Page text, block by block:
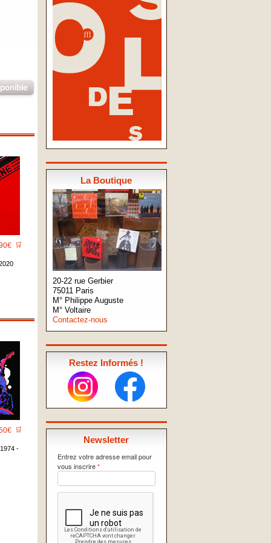
La Boutique
20-22 rue Gerbier
75011 Paris
M° Philippe Auguste
M° Voltaire
Contactez-nous
Restez Informés !
Newsletter
Entrez votre adresse email pour
vous inscrire*
🛒
🛒
-